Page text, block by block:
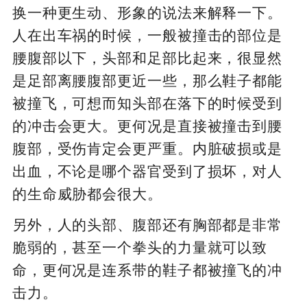
换一种更生动、形象的说法来解释一下。
人在出车祸的时候，一般被撞击的部位是
腰腹部以下，头部和足部比起来，很显然
是足部离腰腹部更近一些，那么鞋子都能
被撞飞，可想而知头部在落下的时候受到
的冲击会更大。更何况是直接被撞击到腰
腹部，受伤肯定会更严重。内脏破损或是
出血，不论是哪个器官受到了损坏，对人
的生命威胁都会很大。
另外，人的头部、腹部还有胸部都是非常
脆弱的，甚至一个拳头的力量就可以致
命，更何况是连系带的鞋子都被撞飞的冲
击力。